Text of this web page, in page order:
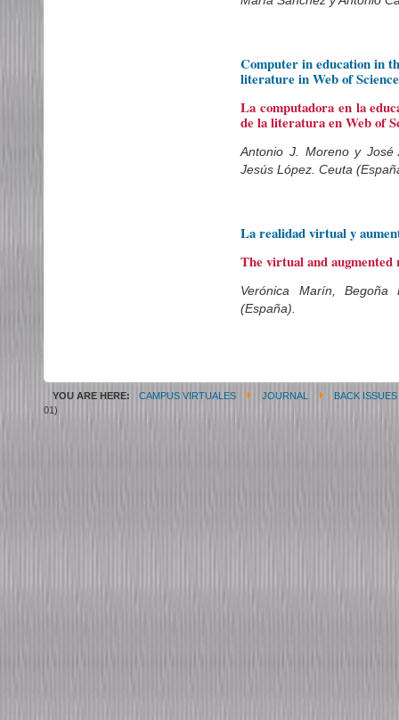
Computer in education in
literature in Web of Science
La computadora en la
de la literatura en Web of
Antonio J. Moreno y
Jesús López. Ceuta
La realidad virtual y
The virtual and augmented
Verónica Marín,
(España).
YOU ARE HERE: CAMPUS VIRTUALES JOURNAL
BACK ISSUES
01)